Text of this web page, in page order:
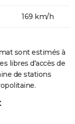
169 km/h
sont estimés à
libres d'accès de
de stations